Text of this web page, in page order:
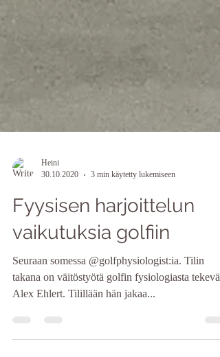
Heini
30.10.2020
3 min käytetty lukemiseen
Fyysisen harjoittelun
vaikutuksia golfiin
Alex Ehlert. Tilillään hän jakaa...